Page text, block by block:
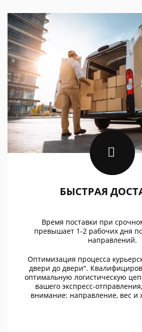
БЫСТРАЯ
Время поставки при
превышает 1-2 рабочих дня
направлений.
Оптимизация процесса
двери до двери".
оптимальную логистическую
вашего экспресс-
внимание: направление, вес и